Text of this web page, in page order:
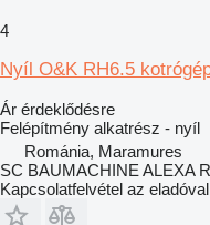
4
Nyíl O&K RH6.5
Ár érdeklődésre
Felépítmény alkatrész - nyíl
Románia, Maramures
SC BAUMACHINE ALEXA
Kapcsolatfelvétel az eladóval